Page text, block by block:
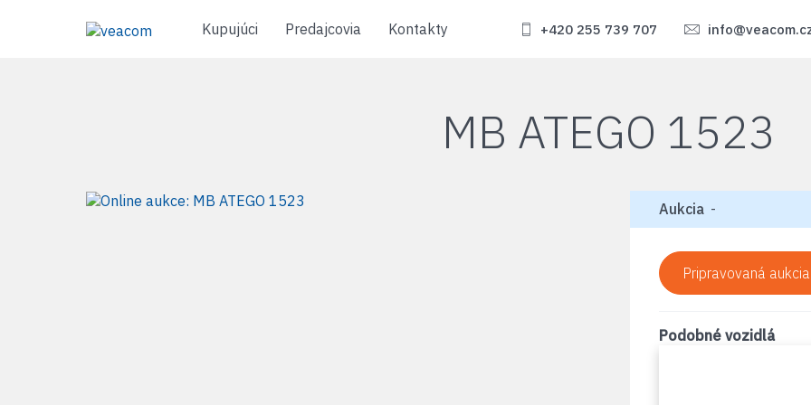
Kupujúci Predajcovia Kontakty +420 255 739 707
MB ATEGO 1523
Aukcia -
Pripravovaná aukcia:
Podobné vozidlá